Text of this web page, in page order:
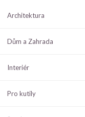
Architektura
Dům a Zahrada
Interiér
Pro kutily